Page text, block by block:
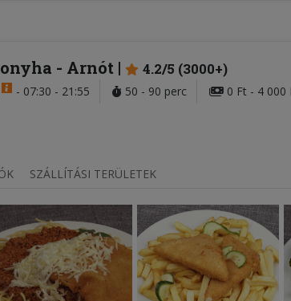
- Arnót 4.2/5 (3000+)
- 07:30 - 21:55 50 - 90 perc 0 Ft - 4 000
SZÁLLÍTÁSI TERÜLETEK